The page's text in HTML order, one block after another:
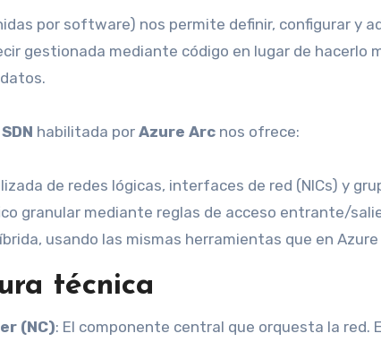
por software) nos permite definir, configurar y
gestionada mediante código en lugar de hacerlo
SDN habilitada por Azure Arc nos ofrece:
de redes lógicas, interfaces de red (NICs) y
granular mediante reglas de acceso entrante/
usando las mismas herramientas que en
técnica
(NC): El componente central que orquesta la red.